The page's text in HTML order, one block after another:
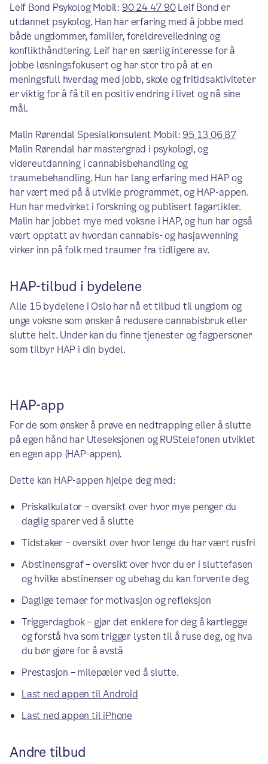
Leif Bond Psykolog Mobil: 90 24 47 90Leif Bond er
utdannet psykolog. Han har erfaring med å jobbe med
både ungdommer, familier, foreldreveiledning og
konflikthåndtering. Leif har en særlig interesse for å
jobbe løsningsfokusert og har stor tro på at en
meningsfull hverdag med jobb, skole og fritidsaktiviteter
er viktig for å få til en positiv endring i livet og nå sine
mål.
Malin Rørendal Spesialkonsulent Mobil: 95 13 06 87
Malin Rørendal har mastergrad i psykologi, og
videreutdanning i cannabisbehandling og
traumebehandling. Hun har lang erfaring med HAP og
har vært med på å utvikle programmet, og HAP-appen.
Hun har medvirket i forskning og publisert fagartikler.
Malin har jobbet mye med voksne i HAP, og hun har også
vært opptatt av hvordan cannabis- og hasjavvenning
virker inn på folk med traumer fra tidligere av.
HAP-tilbud i bydelene
Alle 15 bydelene i Oslo har nå et tilbud til ungdom og
unge voksne som ønsker å redusere cannabisbruk eller
slutte helt. Under kan du finne tjenester og fagpersoner
som tilbyr HAP i din bydel.
HAP-app
For de som ønsker å prøve en nedtrapping eller å slutte
på egen hånd har Uteseksjonen og RUStelefonen utviklet
en egen app (HAP-appen).
Dette kan HAP-appen hjelpe deg med:
Priskalkulator – oversikt over hvor mye penger du
daglig sparer ved å slutte
Tidstaker – oversikt over hvor lenge du har vært rusfri
Abstinensgraf – oversikt over hvor du er i sluttefasen
og hvilke abstinenser og ubehag du kan forvente deg
Daglige temaer for motivasjon og refleksjon
Triggerdagbok – gjør det enklere for deg å kartlegge
og forstå hva som trigger lysten til å ruse deg, og hva
du bør gjøre for å avstå
Prestasjon – milepæler ved å slutte.
Last ned appen til Android
Last ned appen til iPhone
Andre tilbud